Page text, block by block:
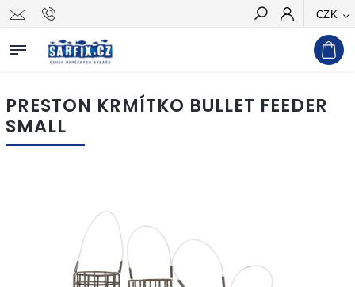
CZK
Hledat
PRESTON KRMÍTKO BULLET FEEDER
SMALL